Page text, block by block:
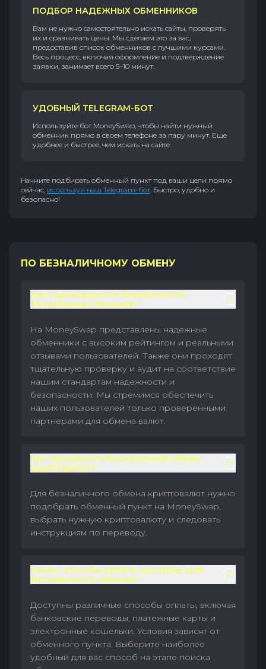
ПОДБОР НАДЕЖНЫХ ОБМЕННИКОВ
Вам не нужно самостоятельно искать сайты, проверять
их и сравнивать цены. Мы сделаем это за вас,
предоставив список обменников с лучшими курсами.
Весь процесс, включая оформление и подтверждение
заявки, занимает всего 5–10 минут.
УДОБНЫЙ TELEGRAM-БОТ
Используйте бот MoneySwap, чтобы найти нужный
обменник прямо в своем телефоне за пару минут. Еще
удобнее и быстрее, чем искать на сайте.
Начните подбирать обменный пункт под ваши цели прямо
сейчас, используя наш Telegram-бот. Быстро, удобно и
безопасно!
ПО БЕЗНАЛИЧНОМУ ОБМЕНУ
Как гарантируется безопасность
безналичных обменов?
На MoneySwap представлены надежные
обменники с высоким рейтингом и реальными
отзывами пользователей. Также они проходят
тщательную проверку и аудит на соответствие
нашим стандартам надежности и
безопасности. Мы стремимся обеспечить
наших пользователей только проверенными
партнерами для обмена валют.
Как произвести безналичный обмен
криптовалют?
Для безналичного обмена криптовалют нужно
подобрать обменный пункт на MoneySwap,
выбрать нужную криптовалюту и следовать
инструкциям по переводу.
Какие способы оплаты доступны для
безналичного обмена?
Доступны различные способы оплаты, включая
банковские переводы, платежные карты и
электронные кошельки. Условия зависят от
обменного пункта. Выберите наиболее
удобный для вас способ на этапе поиска